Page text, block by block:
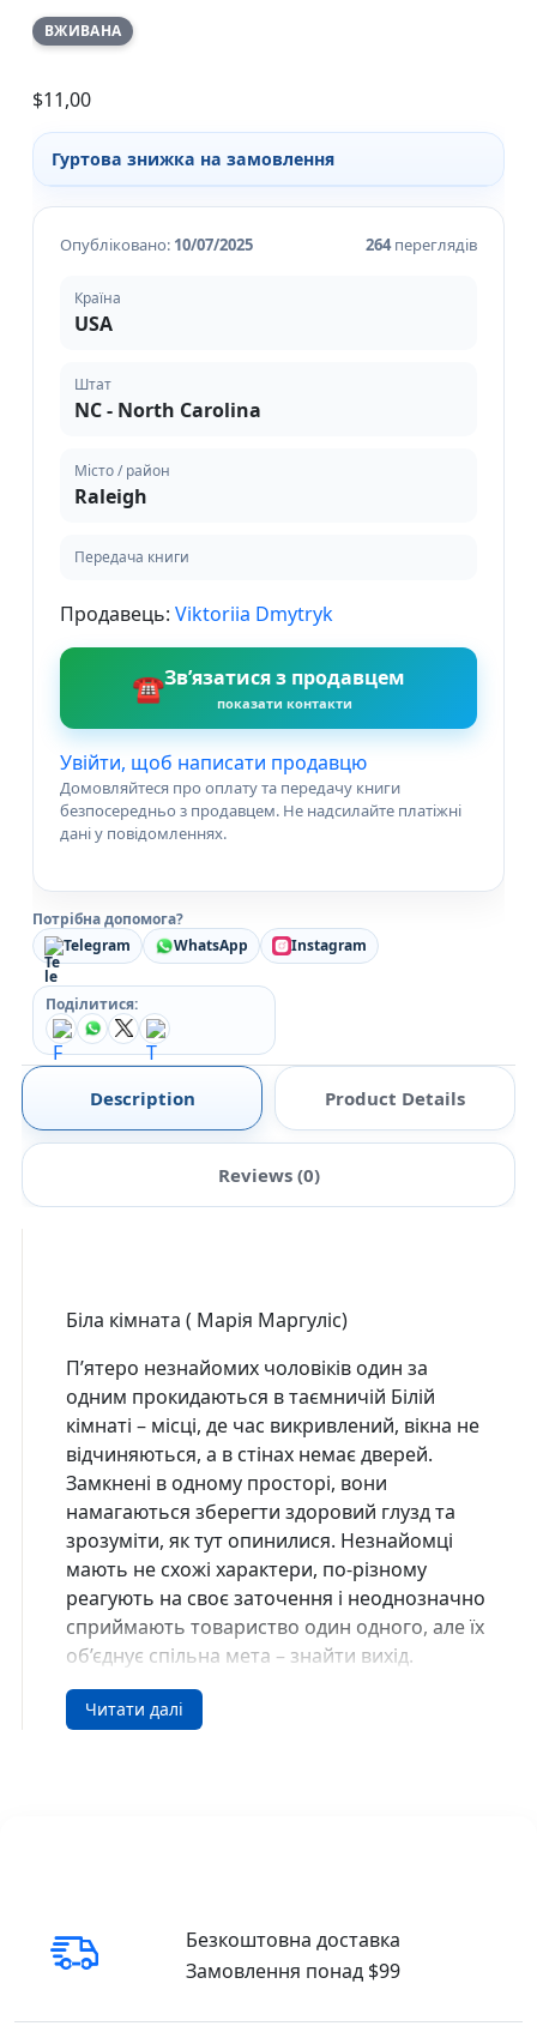
ВЖИВАНА
$11,00
Гуртова знижка на замовлення
Опубліковано: 10/07/2025 264переглядів
Країна
USA
Штат
NC - North Carolina
Місто / район
Raleigh
Передача книги
Продавець: Viktoriia Dmytryk
☎Зв’язатися з продавцем
показати контакти
Увійти, щоб написати продавцю
Домовляйтеся про оплату та передачу книги
безпосередньо з продавцем. Не надсилайте платіжні
дані у повідомленнях.
Потрібна допомога?
Telegram
WhatsApp Instagram
Поділитися:
Description Product Details
Reviews (0)
Біла кімната ( Марія Маргуліс)
П’ятеро незнайомих чоловіків один за
одним прокидаються в таємничій Білій
кімнаті – місці, де час викривлений, вікна не
відчиняються, а в стінах немає дверей.
Замкнені в одному просторі, вони
намагаються зберегти здоровий глузд та
зрозуміти, як тут опинилися. Незнайомці
мають не схожі характери, по-різному
реагують на своє заточення і неоднозначно
сприймають товариство один одного, але їх
об’єднує спільна мета – знайти вихід.
Так який стосунок до всього цього має пара
закоханих, історія який розгортається в
(Книга читана один раз. В ідеальному стані)
Читати далі
Безкоштовна доставка
Замовлення понад $99